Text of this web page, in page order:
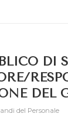
DI
DEL
del Personale